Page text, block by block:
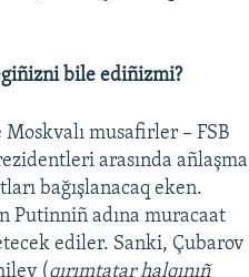
bile ediñizmi?
musafirler – FSB
arasında añlaşma
bağışlanacaq eken.
adına muracaat
ediler. Sanki, Çubarov
(qırımtatar halqınıñ